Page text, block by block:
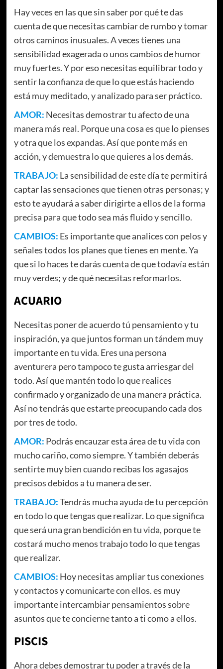
Hay veces en las que sin saber por qué te das
cuenta de que necesitas cambiar de rumbo y tomar
otros caminos inusuales. A veces tienes una
sensibilidad exagerada o unos cambios de humor
muy fuertes. Y por eso necesitas equilibrar todo y
sentir la confianza de que lo que estás haciendo
está muy meditado, y analizado para ser práctico.
AMOR: Necesitas demostrar tu afecto de una
manera más real. Porque una cosa es que lo pienses
y otra que los expandas. Así que ponte más en
acción, y demuestra lo que quieres a los demás.
TRABAJO: La sensibilidad de este día te permitirá
captar las sensaciones que tienen otras personas; y
esto te ayudará a saber dirigirte a ellos de la forma
precisa para que todo sea más fluido y sencillo.
CAMBIOS: Es importante que analices con pelos y
señales todos los planes que tienes en mente. Ya
que si lo haces te darás cuenta de que todavía están
muy verdes; y de qué necesitas reformarlos.
ACUARIO
Necesitas poner de acuerdo tú pensamiento y tu
inspiración, ya que juntos forman un tándem muy
importante en tu vida. Eres una persona
aventurera pero tampoco te gusta arriesgar del
todo. Así que mantén todo lo que realices
confirmado y organizado de una manera práctica.
Así no tendrás que estarte preocupando cada dos
por tres de todo.
AMOR: Podrás encauzar esta área de tu vida con
mucho cariño, como siempre. Y también deberás
sentirte muy bien cuando recibas los agasajos
precisos debidos a tu manera de ser.
TRABAJO:Tendrás mucha ayuda de tu percepción
en todo lo que tengas que realizar. Lo que significa
que será una gran bendición en tu vida, porque te
costará mucho menos trabajo todo lo que tengas
que realizar.
CAMBIOS: Hoy necesitas ampliar tus conexiones
y contactos y comunicarte con ellos. es muy
importante intercambiar pensamientos sobre
asuntos que te concierne tanto a ti como a ellos.
PISCIS
Ahora debes demostrar tu poder a través de la